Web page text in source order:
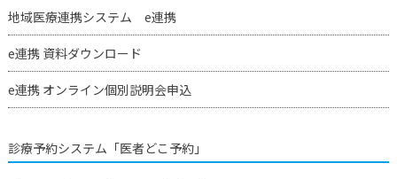
地域医療連携システム e連携
e連携 資料ダウンロード
e連携 オンライン個別説明会申込
診療予約システム「医者どこ予約」